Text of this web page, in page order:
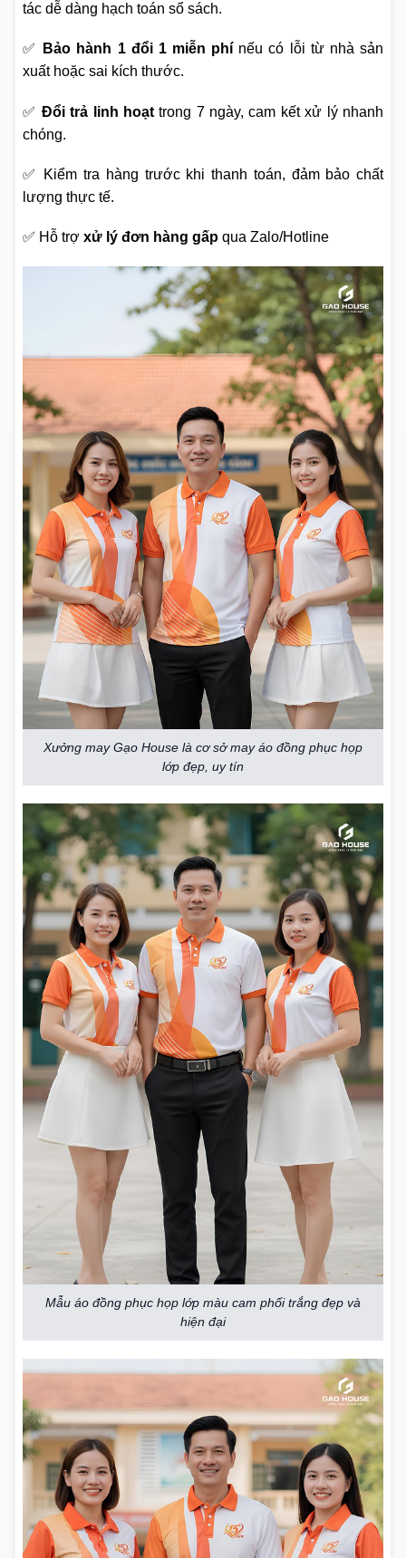
tác dễ dàng hạch toán sổ sách.
✅ Bảo hành 1 đổi 1 miễn phí nếu có lỗi từ nhà sản
xuất hoặc sai kích thước.
✅ Đổi trả linh hoạttrong 7 ngày, cam kết xử lý nhanh
chóng.
✅ Kiểm tra hàng trước khi thanh toán, đảm bảo chất
lượng thực tế.
✅ Hỗ trợ xử lý đơn hàng gấp qua Zalo/Hotline
Xưởng may Gạo House là cơ sở may áo đồng phục họp
lớp đẹp, uy tín
Mẫu áo đồng phục họp lớp màu cam phối trắng đẹp và
hiện đại